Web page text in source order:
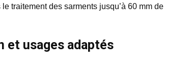
traitement des sarments jusqu’à 60 mm de
et usages adaptés